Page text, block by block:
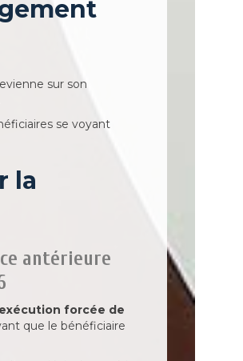
sur son
se voyant
la
antérieure
forcée de
que le bénéficiaire